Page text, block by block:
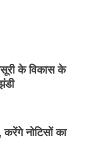
के विकास के
नोटिसों का